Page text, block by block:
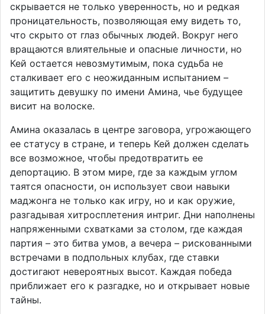
скрывается не только уверенность, но и редкая
проницательность, позволяющая ему видеть то,
что скрыто от глаз обычных людей. Вокруг него
вращаются влиятельные и опасные личности, но
Кей остается невозмутимым, пока судьба не
сталкивает его с неожиданным испытанием –
защитить девушку по имени Амина, чье будущее
висит на волоске.
Амина оказалась в центре заговора, угрожающего
ее статусу в стране, и теперь Кей должен сделать
все возможное, чтобы предотвратить ее
депортацию. В этом мире, где за каждым углом
таятся опасности, он использует свои навыки
маджонга не только как игру, но и как оружие,
разгадывая хитросплетения интриг. Дни наполнены
напряженными схватками за столом, где каждая
партия – это битва умов, а вечера – рискованными
встречами в подпольных клубах, где ставки
достигают невероятных высот. Каждая победа
приближает его к разгадке, но и открывает новые
тайны.